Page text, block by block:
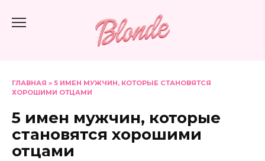
ГЛАВНАЯ » 5 ИМЕН МУЖЧИН, КОТОРЫЕ СТАНОВЯТСЯ
ХОРОШИМИ ОТЦАМИ
5 имен мужчин, которые
становятся хорошими
отцами